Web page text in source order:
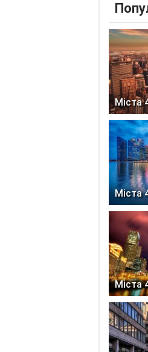
Міста
Міста
Міста